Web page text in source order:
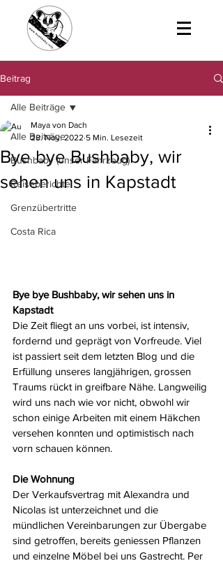
Beitrag
Alle Beiträge
Bushbaby (unser Fahrzeug)
Reiseberichte
Grenzübertritte
Costa Rica
Alle Beiträge
Bye bye Bushbaby, wir
sehen uns in Kapstadt
Maya von Dach
28. Nov. 2022 5 Min. Lesezeit
Bye bye Bushbaby, wir sehen uns in
Kapstadt
Die Zeit fliegt an uns vorbei, ist intensiv,
fordernd und geprägt von Vorfreude. Viel
ist passiert seit dem letzten Blog und die
Erfüllung unseres langjährigen, grossen
Traums rückt in greifbare Nähe. Langweilig
wird uns nach wie vor nicht, obwohl wir
schon einige Arbeiten mit einem Häkchen
versehen konnten und optimistisch nach
vorn schauen können.
Die Wohnung
Der Verkaufsvertrag mit Alexandra und
Nicolas ist unterzeichnet und die
mündlichen Vereinbarungen zur Übergabe
sind getroffen, bereits geniessen Pflanzen
und einzelne Möbel bei uns Gastrecht. Per